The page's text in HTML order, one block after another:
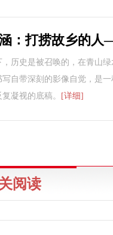
：打捞故乡的
，历史是被召唤的，在青山
写自带深刻的影像自觉，是
凝视的底稿。
[详细]
阅读